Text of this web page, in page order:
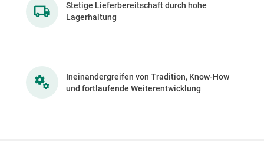
Stetige Lieferbereitschaft durch hohe
Lagerhaltung
Ineinandergreifen von Tradition, Know-How
und fortlaufende Weiterentwicklung